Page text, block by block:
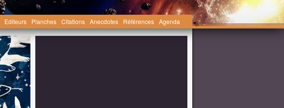
Editeurs Planches Citations Anecdotes Références Agenda